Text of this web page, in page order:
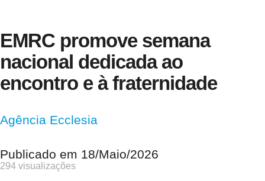
EMRC promove semana
nacional dedicada ao
encontro e à fraternidade
Agência Ecclesia
Publicado em 18/Maio/2026
294 visualizações